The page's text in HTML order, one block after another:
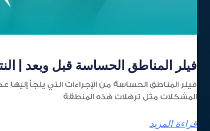
فيلر المناطق الحساسة قبل وبعد |
فيلر المناطق الحساسة من الإجراءات التي يلجأ
المشكلات مثل ترهلات هذه المنطقة
قراءة المزيد